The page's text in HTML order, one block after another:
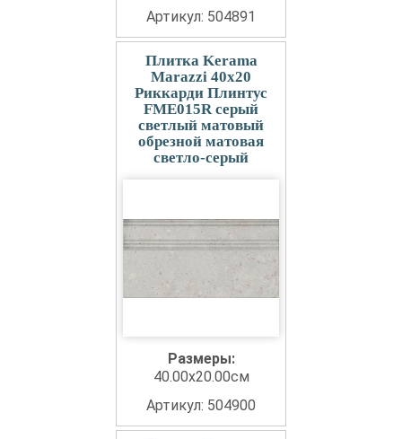
Артикул: 504891
Плитка Kerama
Marazzi 40x20
Риккарди Плинтус
FME015R серый
светлый матовый
обрезной матовая
светло-серый
Размеры:
40.00x20.00см
Артикул: 504900